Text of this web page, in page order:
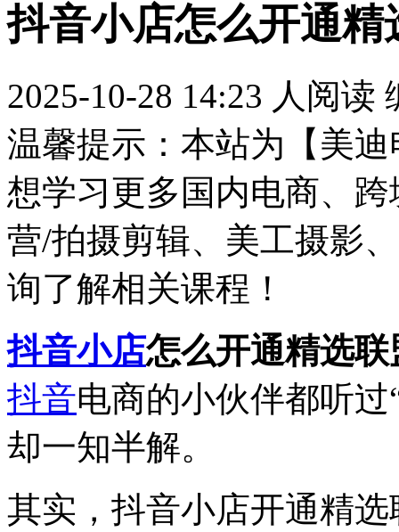
抖音小店怎么开通
2025-10-28 14:23 人阅读
温馨提示：本站为【美
想学习更多国内电商、
营/拍摄剪辑、美工摄影
询了解相关课程！
抖音小店怎么开通精选
抖音电商的小伙伴都听
却一知半解。
其实，抖音小店开通精